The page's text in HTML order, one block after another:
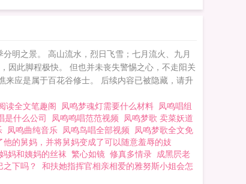
明之景。 高山流水，烈日飞雪；七月流火、九月
因此脚程极快。 但也并未丧失警惕之心，不走阳关
应是属于百花谷修士。 后续内容已被隐藏，请升
读全文笔趣阁 凤鸣梦魂灯需要什么材料 凤鸣唱组
是什么公司 凤鸣鸣唱范范视频 凤鸣梦歌 卖菜妖道
凤鸣曲纯音乐 凤鸣鸟唱全部视频 凤鸣梦歌全文免
的舅妈，并将舅妈变成了可以随意羞辱的妓
妈妈和姨妈的丝袜 繁心如镜 修真多情录 成黑屄老
下吗？ 和扶她指挥官相亲相爱的雅努斯小姐会怎